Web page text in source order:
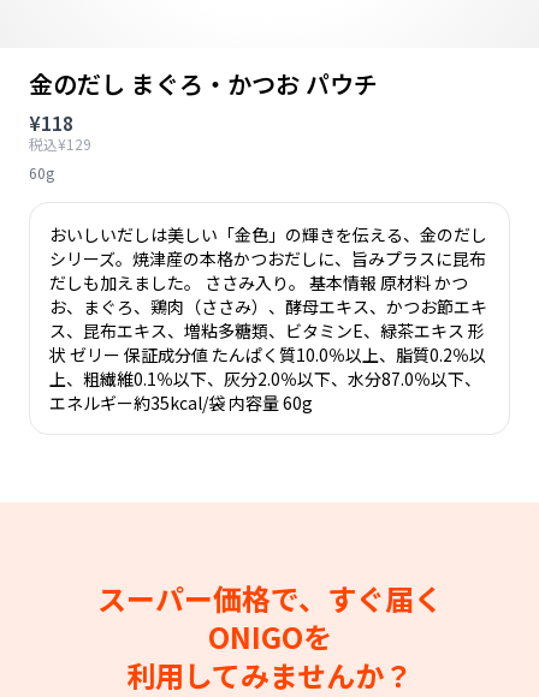
金のだし まぐろ・かつお パウチ
¥118
税込¥129
60g
おいしいだしは美しい「金色」の輝きを伝える、金のだし
シリーズ。焼津産の本格かつおだしに、旨みプラスに昆布
だしも加えました。 ささみ入り。 基本情報 原材料 かつ
お、まぐろ、鶏肉（ささみ）、酵母エキス、かつお節エキ
ス、昆布エキス、増粘多糖類、ビタミンE、緑茶エキス 形
状 ゼリー 保証成分値 たんぱく質10.0％以上、脂質0.2％以
上、粗繊維0.1％以下、灰分2.0％以下、水分87.0％以下、
エネルギー約35kcal/袋 内容量 60g
スーパー価格で、すぐ届く
ONIGOを
利用してみませんか？